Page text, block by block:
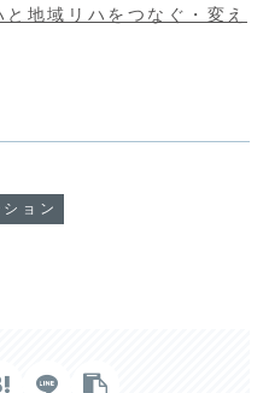
地域リハをつなぐ・変え
ョン